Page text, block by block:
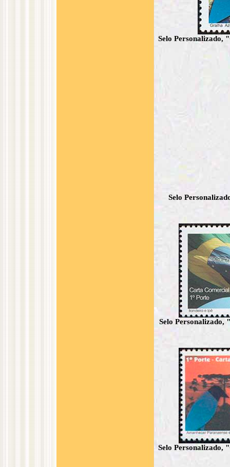
Selo Personalizado,
Selo
Selo Personalizado,
Selo Personalizado,